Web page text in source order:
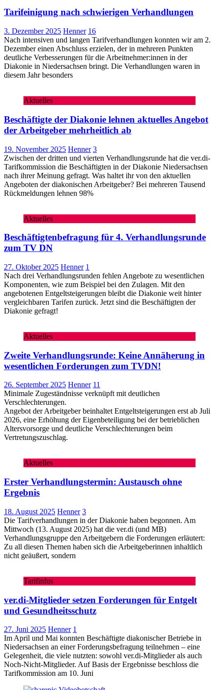
Tarifeinigung nach schwierigen Verhandlungen
3. Dezember 2025 Henner 16
Nach intensiven und langen Tarifverhandlungen konnten wir am 2.
Dezember einen Abschluss erzielen, der in mehreren Punkten
deutliche Verbesserungen für die Arbeitnehmer:innen in der
Diakonie in Niedersachsen bringt. Die Verhandlungen waren in
diesem Jahr besonders
Aktuelles
Beschäftigte der Diakonie lehnen aktuelles Angebot
der Arbeitgeber mehrheitlich ab
19. November 2025 Henner 3
Zwischen der dritten und vierten Verhandlungsrunde hat die ver.di-
Tarifkommission die Beschäftigten in der Diakonie Niedersachsen
nach ihrer Meinung gefragt. Was haltet ihr von den aktuellen
Angeboten der diakonischen Arbeitgeber? Bei mehreren Tausend
Rückmeldungen lehnen 98%
Aktuelles
Beschäftigtenbefragung für 4. Verhandlungsrunde
zum TV DN
27. Oktober 2025 Henner 1
Nach drei Verhandlungsrunden fehlen Angebote zu wesentlichen
Komponenten, wie zum Beispiel bei den Zulagen. Mit den
angebotenen Entgeltsteigerungen bleibt die Diakonie weit hinter
vergleichbaren Tarifen zurück. Jetzt sind die Beschäftigten der
Diakonie gefragt!
Aktuelles
Zweite Verhandlungsrunde: Keine Annäherung in
wesentlichen Forderungen zum TVDN!
26. September 2025 Henner 11
Minimale Zugeständnisse verknüpft mit deutlichen
Verschlechterungen.
Angebot der Arbeitgeber beinhaltet Entgeltsteigerungen erst ab Juli
2026, eine Erhöhung der Eigenbeteiligung bei der betrieblichen
Altersvorsorge und deutliche Verschlechterungen beim
Vertretungszuschlag.
Aktuelles
Erster Verhandlungstermin: Austausch ohne
Ergebnis
18. August 2025 Henner 3
Die Tarifverhandlungen in der Diakonie haben begonnen. Am
Mittwoch (13. August 2025) hat die ver.di (und MB)
Verhandlungsgruppe den Arbeitgebern die Forderungen erläutert:
Zu all diesen Themen haben sich die Arbeitgeberinnen inhaltlich
nicht geäußert, sondern
Tarifinfos
ver.di-Mitglieder setzen Forderungen für Entgelt
und Gesundheitsschutz
27. Juni 2025 Henner 1
Im April und Mai konnten Beschäftigte diakonischer Betriebe in
Niedersachsen an einer Forderungsbefragung teilnehmen – eine
Gelegenheit, die viele nutzten: sowohl ver.di-Mitglieder als auch
Noch-Nicht-Mitglieder. Auf Basis der Ergebnisse beschloss die
Tarifkommission am 10. Juni